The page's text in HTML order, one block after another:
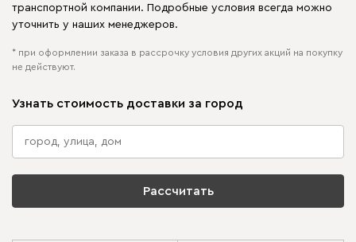
транспортной компании. Подробные условия всегда можно
уточнить у наших менеджеров.
* при оформлении заказа в рассрочку условия других акций на покупку
не действуют.
Узнать стоимость доставки за город
Рассчитать